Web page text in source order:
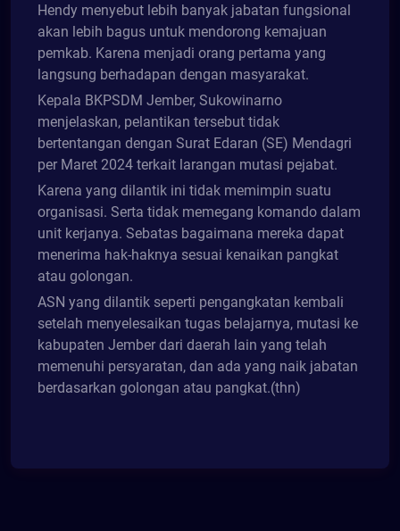
Hendy menyebut lebih banyak jabatan fungsional
akan lebih bagus untuk mendorong kemajuan
pemkab. Karena menjadi orang pertama yang
langsung berhadapan dengan masyarakat.
Kepala BKPSDM Jember, Sukowinarno
menjelaskan, pelantikan tersebut tidak
bertentangan dengan Surat Edaran (SE) Mendagri
per Maret 2024 terkait larangan mutasi pejabat.
Karena yang dilantik ini tidak memimpin suatu
organisasi. Serta tidak memegang komando dalam
unit kerjanya. Sebatas bagaimana mereka dapat
menerima hak-haknya sesuai kenaikan pangkat
atau golongan.
ASN yang dilantik seperti pengangkatan kembali
setelah menyelesaikan tugas belajarnya, mutasi ke
kabupaten Jember dari daerah lain yang telah
memenuhi persyaratan, dan ada yang naik jabatan
berdasarkan golongan atau pangkat.(thn)